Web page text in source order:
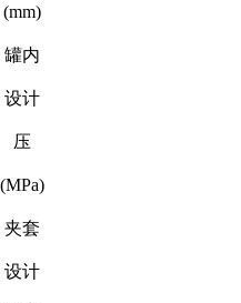
(mm)
罐内
设计
压
(MPa)
夹套
设计